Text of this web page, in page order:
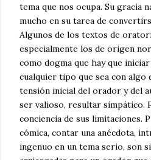
tema que nos ocupa. Su gracia
mucho en su tarea de
Algunos de los textos de
especialmente los de origen
como dogma que hay que
cualquier tipo que sea con algo
tensión inicial del orador y del
ser valioso, resultar simpático.
conciencia de sus limitaciones.
cómica, contar una anécdota,
ingenuo en un tema serio, son